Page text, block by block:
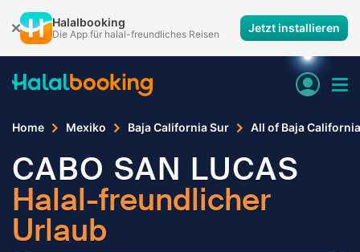
Halalbooking
Die App für halal-freundliches Reisen Jetzt installieren
Home Mexiko Baja California Sur All of Baja
CABO SAN LUCAS
Halal-freundlicher
Urlaub